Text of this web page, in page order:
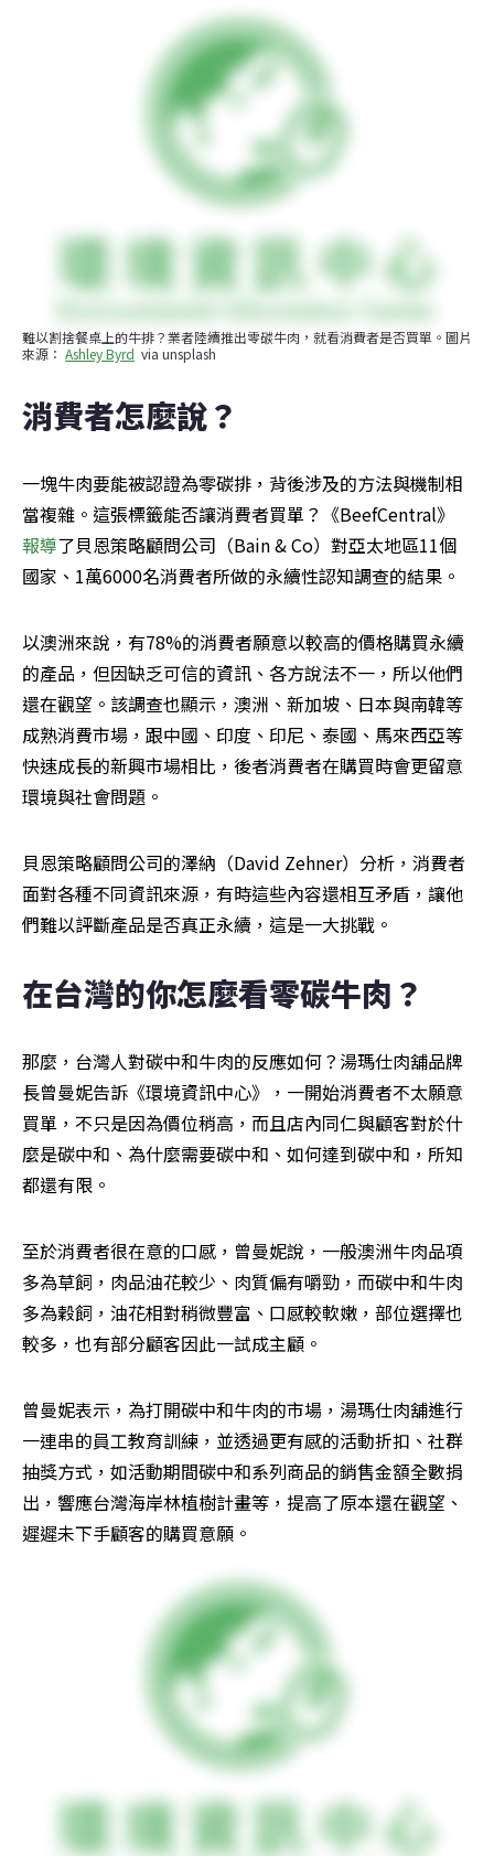
難以割捨餐桌上的牛排？業者陸續推出零碳牛肉，就看消費者是否買單。圖片
來源： Ashley Byrd via unsplash
消費者怎麼說？
一塊牛肉要能被認證為零碳排，背後涉及的方法與機制相
當複雜。這張標籤能否讓消費者買單？《BeefCentral》
報導了貝恩策略顧問公司（Bain & Co）對亞太地區11個
國家、1萬6000名消費者所做的永續性認知調查的結果。
以澳洲來說，有78%的消費者願意以較高的價格購買永續
的產品，但因缺乏可信的資訊、各方說法不一，所以他們
還在觀望。該調查也顯示，澳洲、新加坡、日本與南韓等
成熟消費市場，跟中國、印度、印尼、泰國、馬來西亞等
快速成長的新興市場相比，後者消費者在購買時會更留意
環境與社會問題。
貝恩策略顧問公司的澤納（David Zehner）分析，消費者
面對各種不同資訊來源，有時這些內容還相互矛盾，讓他
們難以評斷產品是否真正永續，這是一大挑戰。
在台灣的你怎麼看零碳牛肉？
那麼，台灣人對碳中和牛肉的反應如何？湯瑪仕肉舖品牌
長曾曼妮告訴《環境資訊中心》，一開始消費者不太願意
買單，不只是因為價位稍高，而且店內同仁與顧客對於什
麼是碳中和、為什麼需要碳中和、如何達到碳中和，所知
都還有限。
至於消費者很在意的口感，曾曼妮說，一般澳洲牛肉品項
多為草飼，肉品油花較少、肉質偏有嚼勁，而碳中和牛肉
多為穀飼，油花相對稍微豐富、口感較軟嫩，部位選擇也
較多，也有部分顧客因此一試成主顧。
曾曼妮表示，為打開碳中和牛肉的市場，湯瑪仕肉舖進行
一連串的員工教育訓練，並透過更有感的活動折扣、社群
抽獎方式，如活動期間碳中和系列商品的銷售金額全數捐
出，響應台灣海岸林植樹計畫等，提高了原本還在觀望、
遲遲未下手顧客的購買意願。